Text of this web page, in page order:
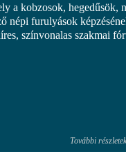
a kobzosok, hegedűsök,
népi furulyások
színvonalas szakmai
További részletek